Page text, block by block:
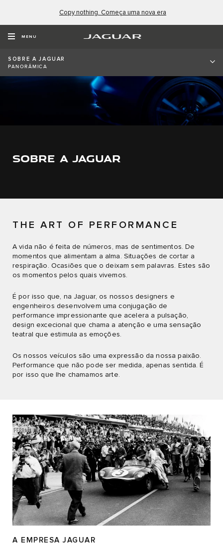
Copy nothing. Começa uma nova era
MENU
SOBRE A JAGUAR
PANORÂMICA
SOBRE A JAGUAR
THE ART OF PERFORMANCE
A vida não é feita de números, mas de sentimentos. De
momentos que alimentam a alma. Situações de cortar a
respiração. Ocasiões que o deixam sem palavras. Estes são
os momentos pelos quais vivemos.
É por isso que, na Jaguar, os nossos designers e
engenheiros desenvolvem uma conjugação de
performance impressionante que acelera a pulsação,
design excecional que chama a atenção e uma sensação
teatral que estimula as emoções.
Os nossos veículos são uma expressão da nossa paixão.
Performance que não pode ser medida, apenas sentida. É
por isso que lhe chamamos arte.
A EMPRESA JAGUAR